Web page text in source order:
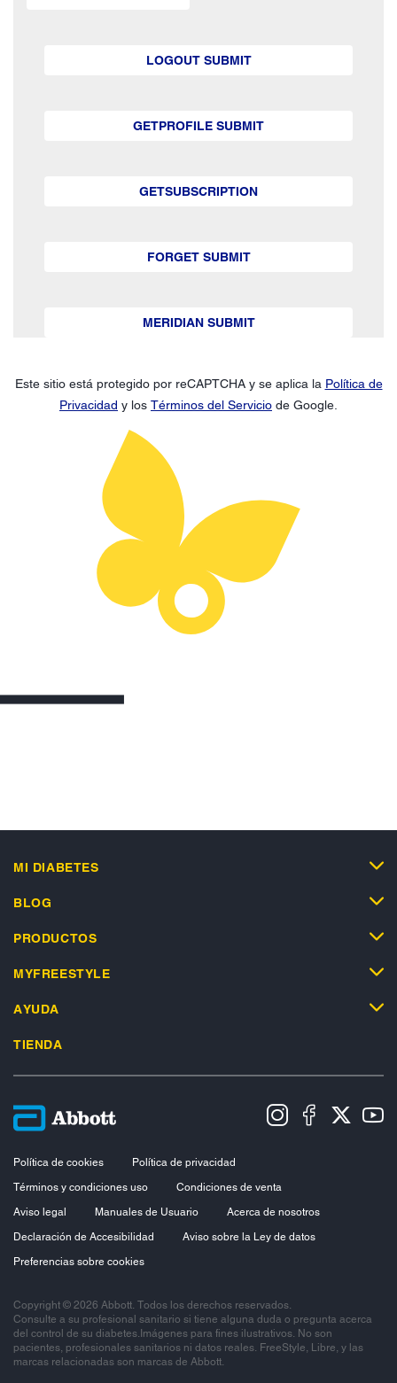
LOGOUT SUBMIT
GETPROFILE SUBMIT
GETSUBSCRIPTION
FORGET SUBMIT
MERIDIAN SUBMIT
Este sitio está protegido por reCAPTCHA y se aplica la Política de
Privacidad y los Términos del Servicio de Google.
MI DIABETES
BLOG
PRODUCTOS
MYFREESTYLE
AYUDA
TIENDA
Política de cookies
Política de privacidad
Términos y condiciones uso
Condiciones de venta
Aviso legal
Manuales de Usuario
Acerca de nosotros
Declaración de Accesibilidad
Aviso sobre la Ley de datos
Preferencias sobre cookies
Copyright © 2026 Abbott. Todos los derechos reservados.
Consulte a su profesional sanitario si tiene alguna duda o pregunta acerca
del control de su diabetes.Imágenes para fines ilustrativos. No son
pacientes, profesionales sanitarios ni datos reales. FreeStyle, Libre, y las
marcas relacionadas son marcas de Abbott.